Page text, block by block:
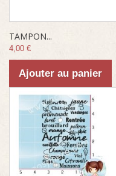
TAMPON...
4,00 €
Ajouter au panier